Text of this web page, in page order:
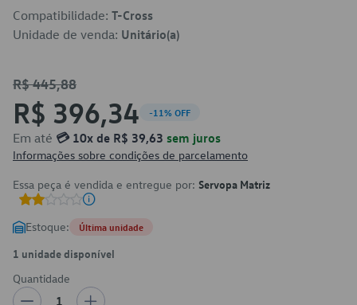
Compatibilidade: T-Cross
Unidade de venda: Unitário(a)
R$ 445,88
R$ 396,34 -11% OFF
Em até 💳 10x de R$ 39,63 sem juros
Informações sobre condições de parcelamento
Essa peça é vendida e entregue por: Servopa Matriz
Estoque: Última unidade
1 unidade disponível
Quantidade
1